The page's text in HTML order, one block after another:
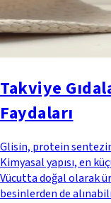
Takviye
Faydaları
Glisin, protein
Kimyasal yapısı, en
Vücutta doğal olarak
besinlerden de